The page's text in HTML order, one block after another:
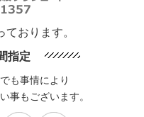
おります。
指定
も事情により
事もございます。